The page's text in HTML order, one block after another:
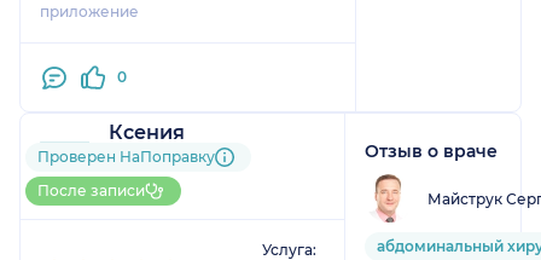
приложение
0
Ксения
14 отзывов
Больше 30 записей через
НаПоправку
Проверен НаПоправку
После записи
Услуга:
Отзыв о враче
Майструк
абдоминальный